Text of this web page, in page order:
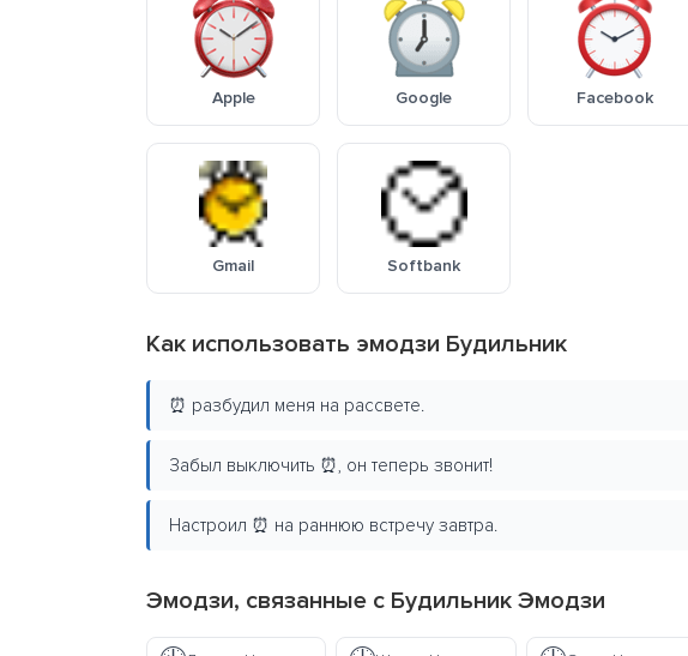
Apple Google Facebook
Gmail Softbank
Как использовать эмодзи Будильник
⏰ разбудил меня на рассвете.
Забыл выключить ⏰, он теперь звонит!
Настроил ⏰ на раннюю встречу завтра.
Эмодзи, связанные с Будильник Эмодзи